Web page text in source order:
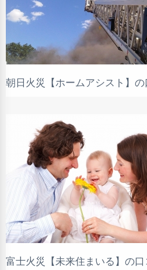
朝日火災【ホームアシスト】
富士火災【未来住まいる】の